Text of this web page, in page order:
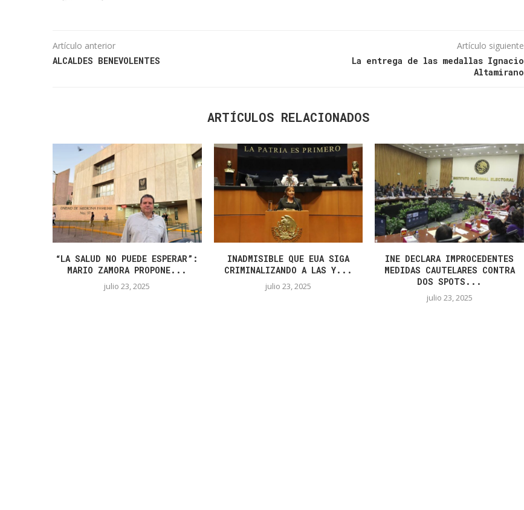
Artículo anterior
ALCALDES BENEVOLENTES
Artículo siguiente
La entrega de las medallas Ignacio
Altamirano
ARTÍCULOS RELACIONADOS
“LA SALUD NO PUEDE ESPERAR”:
MARIO ZAMORA PROPONE...
julio 23, 2025
INADMISIBLE QUE EUA SIGA
CRIMINALIZANDO A LAS Y...
julio 23, 2025
INE DECLARA IMPROCEDENTES
MEDIDAS CAUTELARES CONTRA
DOS SPOTS...
julio 23, 2025